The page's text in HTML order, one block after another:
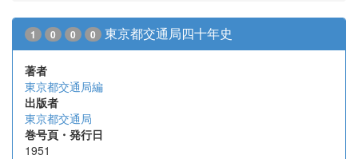
1 0 0 0 東京都交通局四十年史
著者
東京都交通局編
出版者
東京都交通局
巻号頁・発行日
1951